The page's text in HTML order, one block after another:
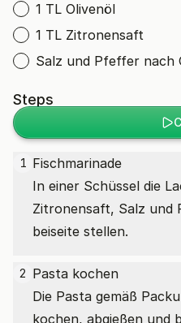
1 TL Olivenöl
1 TL Zitronensaft
Salz und Pfeffer nach
Steps
1 Fischmarinade
In einer Schüssel die
Zitronensaft, Salz und
beiseite stellen.
2 Pasta kochen
Die Pasta gemäß
kochen, abgießen und